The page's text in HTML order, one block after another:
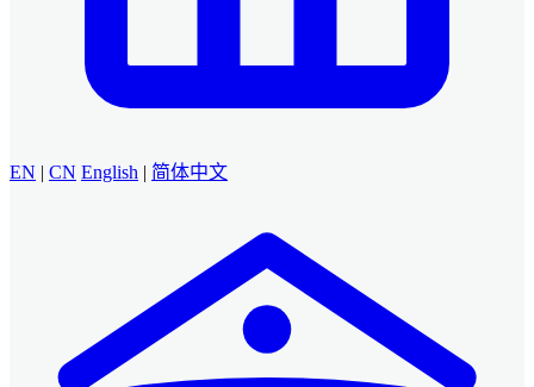
EN | CN English | 简体中文